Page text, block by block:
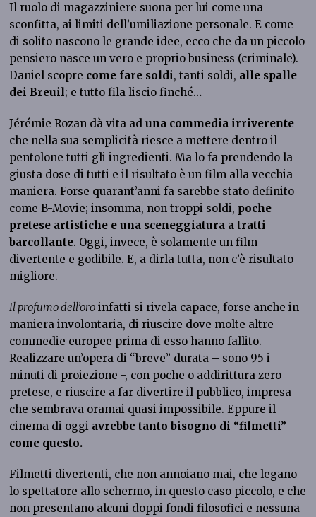
Il ruolo di magazziniere suona per lui come una
sconfitta, ai limiti dell’umiliazione personale. E come
di solito nascono le grande idee, ecco che da un piccolo
pensiero nasce un vero e proprio business (criminale).
Daniel scopre come fare soldi, tanti soldi, alle spalle
dei Breuil; e tutto fila liscio finché…
Jérémie Rozan dà vita aduna commedia irriverente
che nella sua semplicità riesce a mettere dentro il
pentolone tutti gli ingredienti. Ma lo fa prendendo la
giusta dose di tutti e il risultato è un film alla vecchia
maniera. Forse quarant’anni fa sarebbe stato definito
come B-Movie; insomma, non troppi soldi, poche
pretese artistiche e una sceneggiatura a tratti
barcollante. Oggi, invece, è solamente un film
divertente e godibile. E, a dirla tutta, non c’è risultato
migliore.
Il profumo dell’oro infatti si rivela capace, forse anche in
maniera involontaria, di riuscire dove molte altre
commedie europee prima di esso hanno fallito.
Realizzare un’opera di “breve” durata – sono 95 i
minuti di proiezione -, con poche o addirittura zero
pretese, e riuscire a far divertire il pubblico, impresa
che sembrava oramai quasi impossibile. Eppure il
cinema di oggi avrebbe tanto bisogno di “filmetti”
come questo.
Filmetti divertenti, che non annoiano mai, che legano
lo spettatore allo schermo, in questo caso piccolo, e che
non presentano alcuni doppi fondi filosofici e nessuna